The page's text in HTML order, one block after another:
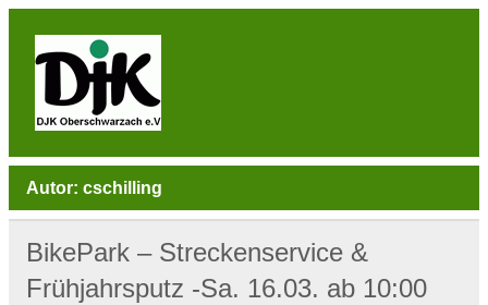
Skip
BEWEGEN! … Sport & Engagement
Autor: cschilling
BikePark – Streckenservice &
Frühjahrsputz -Sa. 16.03. ab 10:00